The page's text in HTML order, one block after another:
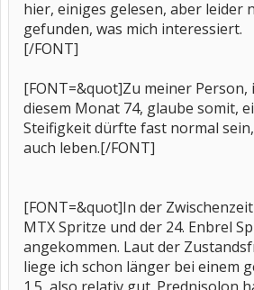
hier, einiges gelesen, aber leider
gefunden, was mich interessiert.
[/FONT]
[FONT=&quot]Zu meiner Person,
diesem Monat 74, glaube somit,
Steifigkeit dürfte fast normal
auch leben.[/FONT]
[FONT=&quot]In der
MTX Spritze und der 24. Enbrel
angekommen. Laut der
liege ich schon länger bei einem